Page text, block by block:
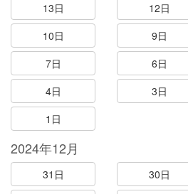
13日
12日
10日
9日
7日
6日
4日
3日
1日
2024年12月
31日 30日